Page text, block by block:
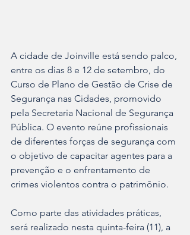
A cidade de Joinville está sendo palco,
entre os dias 8 e 12 de setembro, do
Curso de Plano de Gestão de Crise de
Segurança nas Cidades, promovido
pela Secretaria Nacional de Segurança
Pública. O evento reúne profissionais
de diferentes forças de segurança com
o objetivo de capacitar agentes para a
prevenção e o enfrentamento de
crimes violentos contra o patrimônio.
Como parte das atividades práticas,
será realizado nesta quinta-feira (11), a